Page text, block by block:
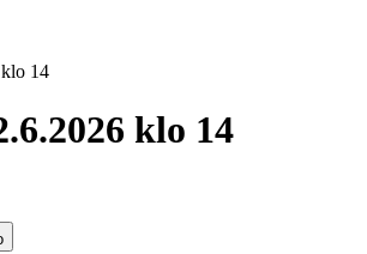
14
klo 14